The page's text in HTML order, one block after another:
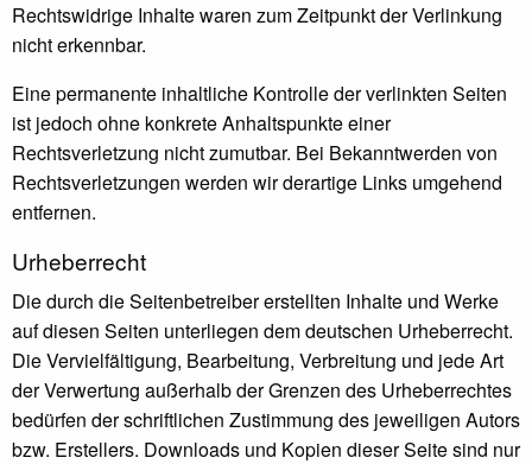
Rechtswidrige Inhalte waren zum Zeitpunkt der Verlinkung
nicht erkennbar.
Eine permanente inhaltliche Kontrolle der verlinkten Seiten
ist jedoch ohne konkrete Anhaltspunkte einer
Rechtsverletzung nicht zumutbar. Bei Bekanntwerden von
Rechtsverletzungen werden wir derartige Links umgehend
entfernen.
Urheberrecht
Die durch die Seitenbetreiber erstellten Inhalte und Werke
auf diesen Seiten unterliegen dem deutschen Urheberrecht.
Die Vervielfältigung, Bearbeitung, Verbreitung und jede Art
der Verwertung außerhalb der Grenzen des Urheberrechtes
bedürfen der schriftlichen Zustimmung des jeweiligen Autors
bzw. Erstellers. Downloads und Kopien dieser Seite sind nur